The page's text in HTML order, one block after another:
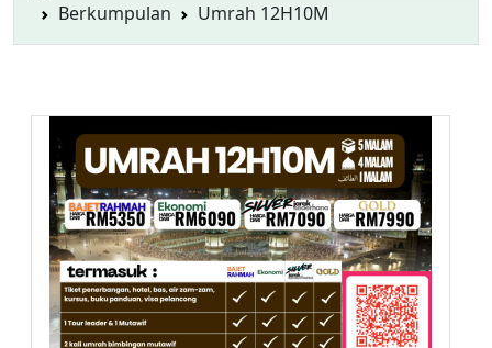
Berkumpulan
Umrah 12H10M